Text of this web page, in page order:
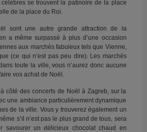
se trouvent la patinoire de la place
de la place du Roi.
sont une autre grande attraction de la
a même surpassé à plus d’une occasion
aux marchés fabuleux tels que Vienne,
(ce qui n’est pas peu dire). Les marchés
toute la ville, vous n’aurez donc aucune
vos achat de Noël.
côté des concerts de Noël à Zagreb, sur la
une ambiance particulièrement dynamique
de la ville. Vous y trouverez également un
s’il n’est pas le plus grand de tous, sera
savourer un délicieux chocolat chaud en